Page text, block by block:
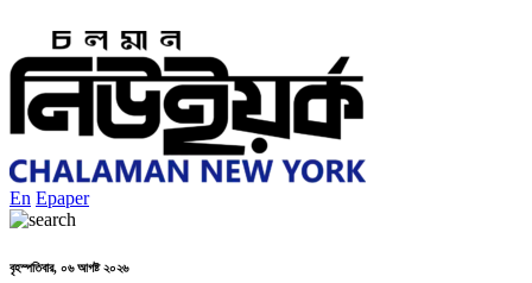
En Epaper
বৃহস্পতিবার, ০৬ আগষ্ট ২০২৬